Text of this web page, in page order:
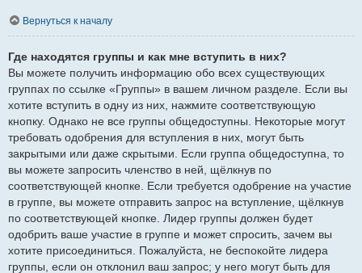
Вернуться к началу
Где находятся группы и как мне вступить в них?
Вы можете получить информацию обо всех существующих
группах по ссылке «Группы» в вашем личном разделе. Если вы
хотите вступить в одну из них, нажмите соответствующую
кнопку. Однако не все группы общедоступны. Некоторые могут
требовать одобрения для вступления в них, могут быть
закрытыми или даже скрытыми. Если группа общедоступна, то
вы можете запросить членство в ней, щёлкнув по
соответствующей кнопке. Если требуется одобрение на участие
в группе, вы можете отправить запрос на вступление, щёлкнув
по соответствующей кнопке. Лидер группы должен будет
одобрить ваше участие в группе и может спросить, зачем вы
хотите присоединиться. Пожалуйста, не беспокойте лидера
группы, если он отклонил ваш запрос; у него могут быть для